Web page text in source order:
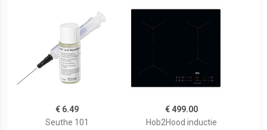
€ 6.49
Seuthe 101
€ 499.00
Hob2Hood inductie